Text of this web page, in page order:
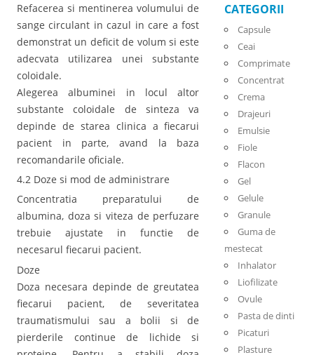
Refacerea si mentinerea volumului de
sange circulant in cazul in care a fost
demonstrat un deficit de volum si este
adecvata utilizarea unei substante
coloidale.
Alegerea albuminei in locul altor
substante coloidale de sinteza va
depinde de starea clinica a fiecarui
pacient in parte, avand la baza
recomandarile oficiale.
4.2 Doze si mod de administrare
Concentratia preparatului de
albumina, doza si viteza de perfuzare
trebuie ajustate in functie de
necesarul fiecarui pacient.
Doze
Doza necesara depinde de greutatea
fiecarui pacient, de severitatea
traumatismului sau a bolii si de
pierderile continue de lichide si
CATEGORII
Capsule
Ceai
Comprimate
Concentrat
Crema
Drajeuri
Emulsie
Fiole
Flacon
Gel
Gelule
Granule
Guma de
mestecat
Inhalator
Liofilizate
Ovule
Pasta de dinti
Picaturi
Plasture